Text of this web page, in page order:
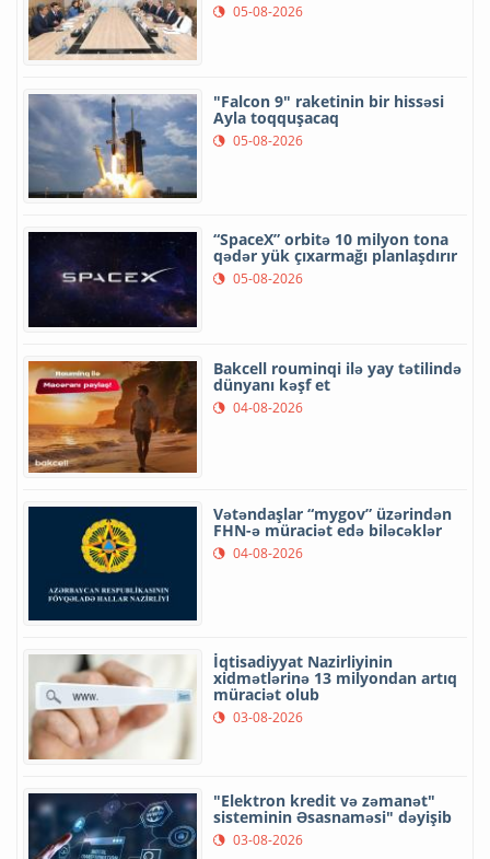
05-08-2026
"Falcon 9" raketinin bir hissəsi
Ayla toqquşacaq
05-08-2026
“SpaceX” orbitə 10 milyon tona
qədər yük çıxarmağı planlaşdırır
05-08-2026
Bakcell rouminqi ilə yay tətilində
dünyanı kəşf et
04-08-2026
Vətəndaşlar “mygov” üzərindən
FHN-ə müraciət edə biləcəklər
04-08-2026
İqtisadiyyat Nazirliyinin
xidmətlərinə 13 milyondan artıq
müraciət olub
03-08-2026
"Elektron kredit və zəmanət"
sisteminin Əsasnaməsi" dəyişib
03-08-2026